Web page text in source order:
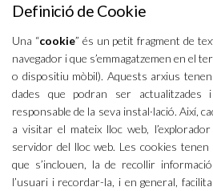
Definició de Cookie
Una “cookie” és un petit fragment de
navegador i que s’emmagatzemen en el
o dispositiu mòbil). Aquests arxius tenen
dades que podran ser actualitzades
responsable de la seva instal·lació. Així,
a visitar el mateix lloc web,
servidor del lloc web. Les cookies
que s’inclouen, la de recollir
l’usuari i recordar-la, i en general,